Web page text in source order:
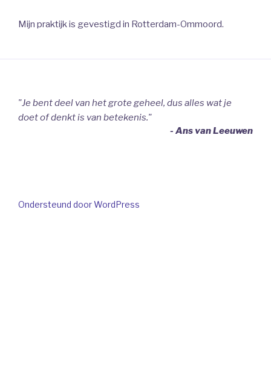
Mijn praktijk is gevestigd in Rotterdam-Ommoord.
"Je bent deel van het grote geheel, dus alles wat je
doet of denkt is van betekenis."
- Ans van Leeuwen
Ondersteund door WordPress